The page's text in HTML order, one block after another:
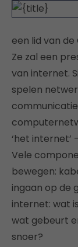
een lid van de
Ze zal een
van internet.
spelen
‘het internet’
Vele
bewegen:
ingaan op de
internet: wat
wat gebeurt
snoer?